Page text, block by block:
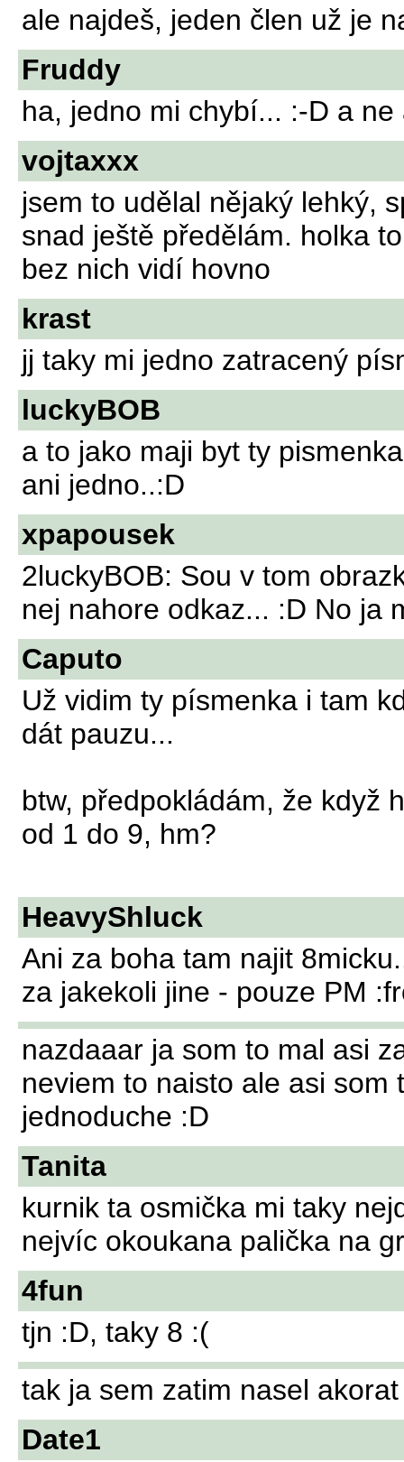
ale najdeš, jeden člen už je
Fruddy
ha, jedno mi chybí... :-D a
vojtaxxx
jsem to udělal nějaký lehký,
snad ještě předělám. holka
bez nich vidí hovno
krast
jj taky mi jedno zatracený
luckyBOB
a to jako maji byt ty
ani jedno..:D
xpapousek
2luckyBOB: Sou v tom
nej nahore odkaz... :D No ja
Caputo
Už vidim ty písmenka i tam
dát pauzu...
btw, předpokládám, že když
od 1 do 9, hm?
HeavyShluck
Ani za boha tam najit
za jakekoli jine - pouze PM
nazdaaar ja som to mal asi
neviem to naisto ale asi
jednoduche :D
Tanita
kurnik ta osmička mi taky
nejvíc okoukana palička na
4fun
tjn :D, taky 8 :(
tak ja sem zatim nasel
Date1